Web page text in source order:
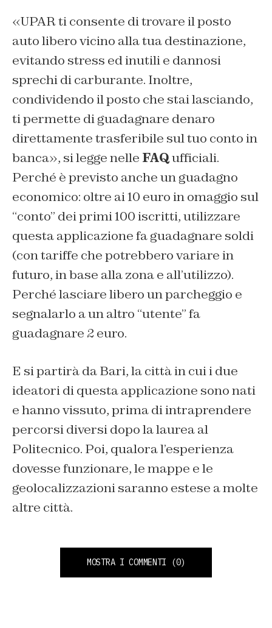
«UPAR ti consente di trovare il posto
auto libero vicino alla tua destinazione,
evitando stress ed inutili e dannosi
sprechi di carburante. Inoltre,
condividendo il posto che stai lasciando,
ti permette di guadagnare denaro
direttamente trasferibile sul tuo conto in
banca», si legge nelle FAQufficiali.
Perché è previsto anche un guadagno
economico: oltre ai 10 euro in omaggio sul
“conto” dei primi 100 iscritti, utilizzare
questa applicazione fa guadagnare soldi
(con tariffe che potrebbero variare in
futuro, in base alla zona e all’utilizzo).
Perché lasciare libero un parcheggio e
segnalarlo a un altro “utente” fa
guadagnare 2 euro.
E si partirà da Bari, la città in cui i due
ideatori di questa applicazione sono nati
e hanno vissuto, prima di intraprendere
percorsi diversi dopo la laurea al
Politecnico. Poi, qualora l’esperienza
dovesse funzionare, le mappe e le
geolocalizzazioni saranno estese a molte
altre città.
MOSTRA I COMMENTI (0)